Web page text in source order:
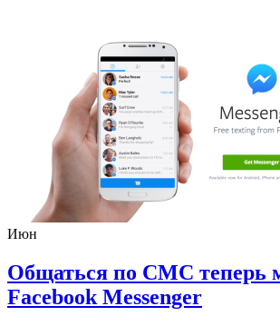
Июн
Общаться по СМС теперь
Facebook Messenger